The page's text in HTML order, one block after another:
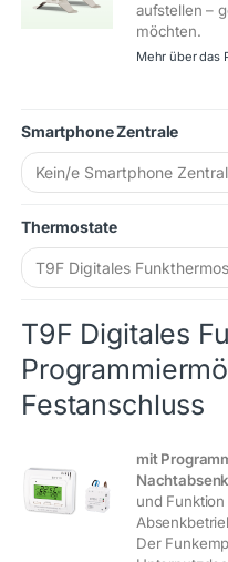
aufstellen –
möchten.
Mehr über
Smartphone Zentrale
Thermostate
T9F Digitales
Festanschluss
mit
und
Der